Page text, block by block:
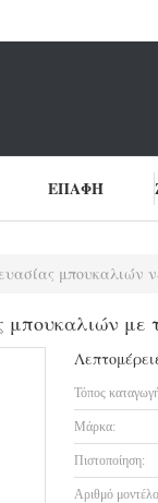
ΕΠΑΦΉ
νερό μηχανών
μπουκαλιών
Τόπος
Μάρκα:
Πιστοποίηση:
Αριθμό